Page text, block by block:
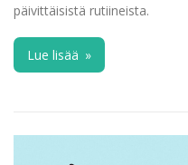
päivittäisistä rutiineista.
Lue lisää »